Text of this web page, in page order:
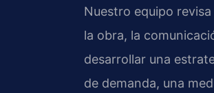
Nuestro equipo
la obra, la
desarrollar una
de demanda, una